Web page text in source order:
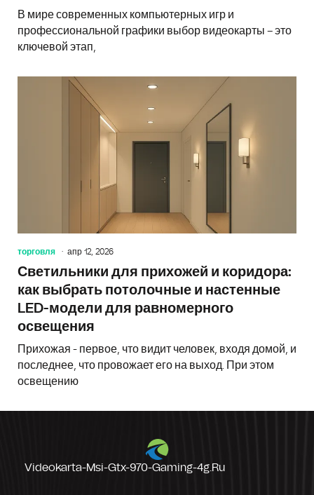
В мире современных компьютерных игр и
профессиональной графики выбор видеокарты – это
ключевой этап,
торговля апр 12, 2026
Светильники для прихожей и коридора:
как выбрать потолочные и настенные
LED-модели для равномерного
освещения
Прихожая - первое, что видит человек, входя домой, и
последнее, что провожает его на выход. При этом
освещению
Videokarta-Msi-Gtx-970-Gaming-4g.ru